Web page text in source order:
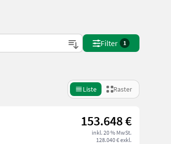
Filter 1
Liste Raster
153.648 €
inkl. 20 % MwSt.
128.040 € exkl.